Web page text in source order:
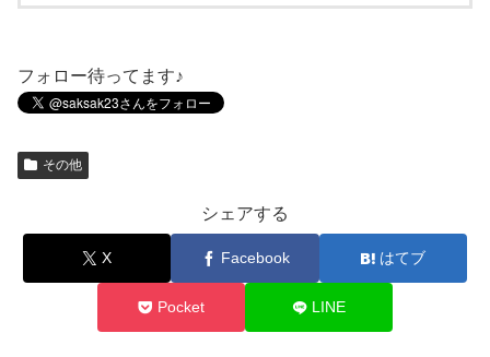
フォロー待ってます♪
その他
シェアする
X Facebook はてブ
Pocket LINE